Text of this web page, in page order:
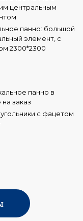
панно: большой
элемент, с
2300*2300
с фацетом